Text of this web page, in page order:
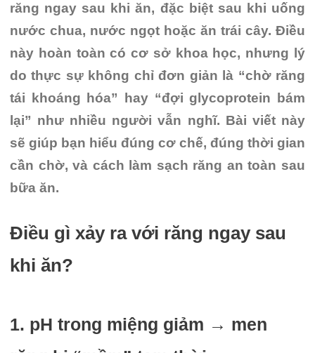
răng ngay sau khi ăn, đặc biệt sau khi uống
nước chua, nước ngọt hoặc ăn trái cây. Điều
này hoàn toàn có cơ sở khoa học, nhưng lý
do thực sự không chỉ đơn giản là “chờ răng
tái khoáng hóa” hay “đợi glycoprotein bám
lại” như nhiều người vẫn nghĩ. Bài viết này
sẽ giúp bạn hiểu đúng cơ chế, đúng thời gian
cần chờ, và cách làm sạch răng an toàn sau
bữa ăn.
Điều gì xảy ra với răng ngay sau
khi ăn?
1. pH trong miệng giảm → men